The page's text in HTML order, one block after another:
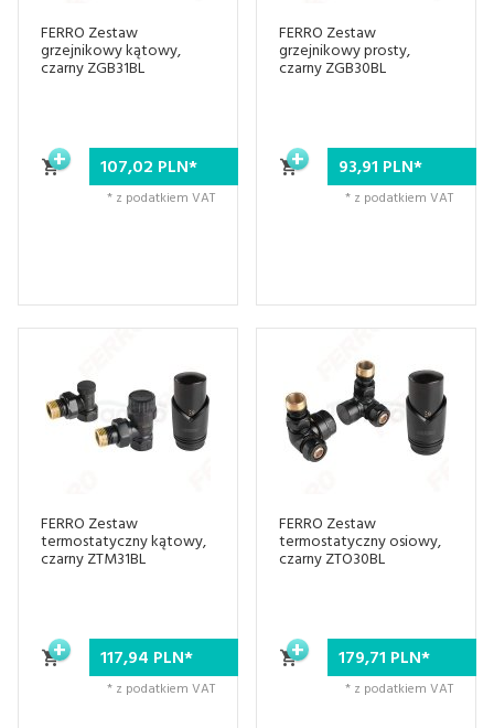
FERRO Zestaw
grzejnikowy kątowy,
czarny ZGB31BL
107,02 PLN*
* z podatkiem VAT
FERRO Zestaw
grzejnikowy prosty,
czarny ZGB30BL
93,91 PLN*
* z podatkiem VAT
FERRO Zestaw
termostatyczny kątowy,
czarny ZTM31BL
117,94 PLN*
* z podatkiem VAT
FERRO Zestaw
termostatyczny osiowy,
czarny ZTO30BL
179,71 PLN*
* z podatkiem VAT